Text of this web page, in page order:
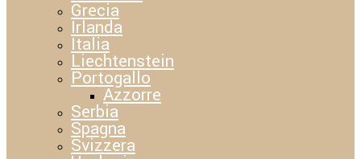
Grecia
Irlanda
Italia
Liechtenstein
Portogallo
Azzorre
Serbia
Spagna
Svizzera